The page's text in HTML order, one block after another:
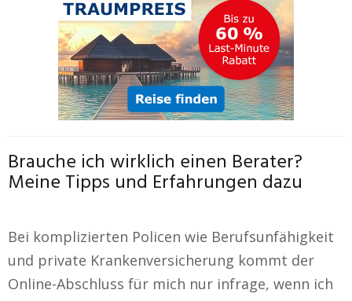
Brauche ich wirklich einen Berater?
Meine Tipps und Erfahrungen dazu
Bei komplizierten Policen wie Berufsunfähigkeit
und private Krankenversicherung kommt der
Online-Abschluss für mich nur infrage, wenn ich